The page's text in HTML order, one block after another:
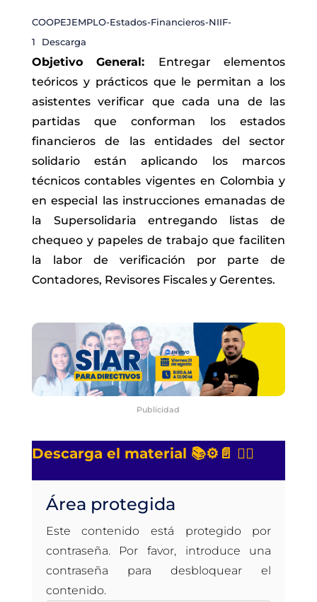
COOPEJEMPLO-Estados-Financieros-NIIF-
1
Descarga
Objetivo General: Entregar elementos
teóricos y prácticos que le permitan a los
asistentes verificar que cada una de las
partidas que conforman los estados
financieros de las entidades del sector
solidario están aplicando los marcos
técnicos contables vigentes en Colombia y
en especial las instrucciones emanadas de
la Supersolidaria entregando listas de
chequeo y papeles de trabajo que faciliten
la labor de verificación por parte de
Contadores, Revisores Fiscales y Gerentes.
Publicidad
Descarga el material 📚⚙️📄 👇🏻
Área protegida
Este contenido está protegido por
contraseña. Por favor, introduce una
contraseña para desbloquear el
contenido.